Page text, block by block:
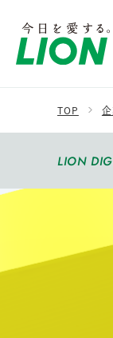
製品を探
ブラ
製造
研究開
主な研究
製品
生産
ライオン
トッ
重要
環境
サス
IRニュ
財務
個人
企業理
経営
ニュー
新卒採用
新卒
キャ
LION
TOP